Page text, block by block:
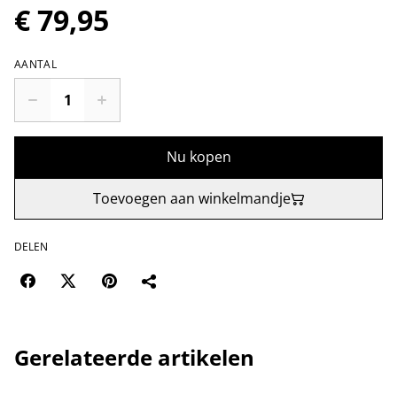
€ 79,95
AANTAL
Nu kopen
Toevoegen aan winkelmandje
DELEN
Gerelateerde artikelen